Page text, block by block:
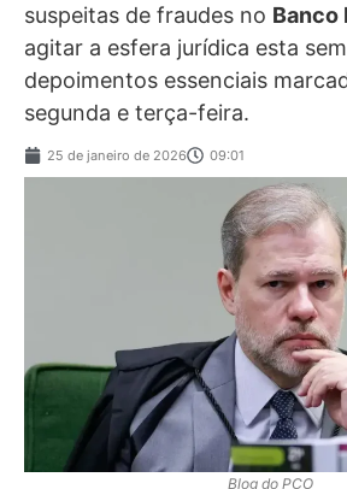
suspeitas de fraudes no Banco
agitar a esfera jurídica esta
depoimentos essenciais
segunda e terça-feira.
25 de janeiro de 2026 09:01
Blog do PCO